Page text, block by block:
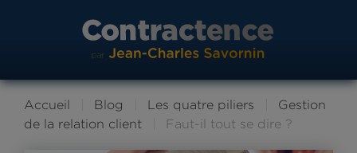
Accueil Blog Les quatre piliers
Gestion
de la relation client
Faut-il tout se dire ?